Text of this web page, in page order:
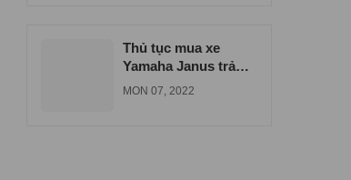
Thủ tục mua xe
Yamaha Janus trả
góp tại Biên Hòa
MON 07, 2022